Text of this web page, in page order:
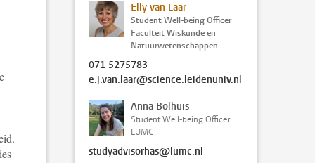
Elly van Laar
Student Well-being Officer
Faculteit Wiskunde en
Natuurwetenschappen
071 5275783
e.j.van.laar@science.leidenuniv.nl
Anna Bolhuis
Student Well-being Officer
LUMC
studyadvisorhas@lumc.nl